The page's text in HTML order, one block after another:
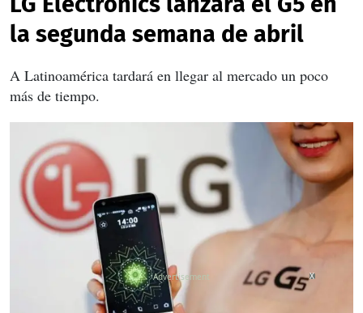
la segunda semana de abril
A Latinoamérica tardará en llegar al mercado un poco
más de tiempo.
X